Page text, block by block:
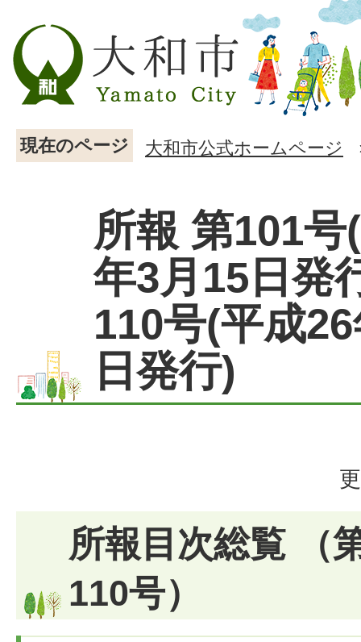
現在のページ 大和市公式ホームページ
所報 第101号
年3月15日発
110号(平成
日発行)
所報目次総覧 （
110号）